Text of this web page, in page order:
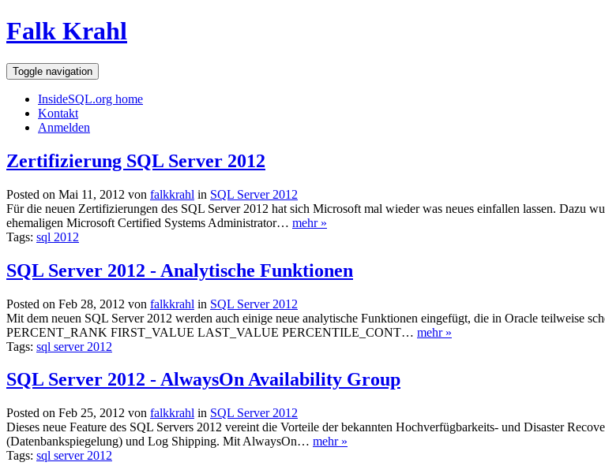
Falk Krahl
Toggle navigation
InsideSQL.org home
Kontakt
Anmelden
Zertifizierung SQL Server 2012
Posted on Mai 11, 2012 von falkkrahl in SQL Server 2012
Für die neuen Zertifizierungen des SQL Server 2012 hat sich Microsoft mal wieder was neues einfallen lassen. Dazu
ehemaligen Microsoft Certified Systems Administrator… mehr »
Tags: sql 2012
SQL Server 2012 - Analytische Funktionen
Posted on Feb 28, 2012 von falkkrahl in SQL Server 2012
Mit dem neuen SQL Server 2012 werden auch einige neue analytische Funktionen eingefügt, die in Oracle teilweise
PERCENT_RANK FIRST_VALUE LAST_VALUE PERCENTILE_CONT… mehr »
Tags: sql server 2012
SQL Server 2012 - AlwaysOn Availability Group
Posted on Feb 25, 2012 von falkkrahl in SQL Server 2012
Dieses neue Feature des SQL Servers 2012 vereint die Vorteile der bekannten Hochverfügbarkeits- und Disaster
(Datenbankspiegelung) und Log Shipping. Mit AlwaysOn… mehr »
Tags: sql server 2012